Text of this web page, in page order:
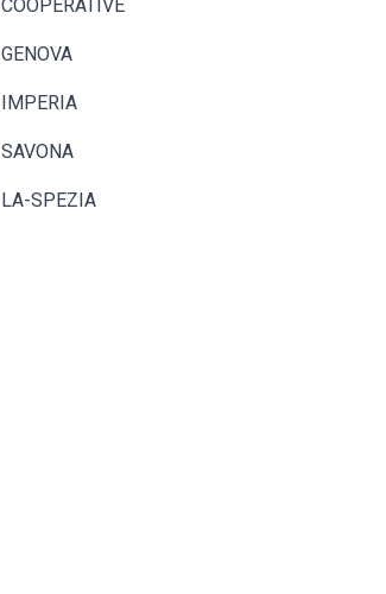
COOPERATIVE
GENOVA
IMPERIA
SAVONA
LA-SPEZIA